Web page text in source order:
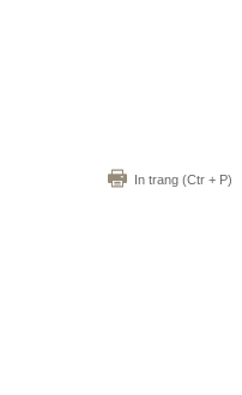
In trang (Ctr + P)